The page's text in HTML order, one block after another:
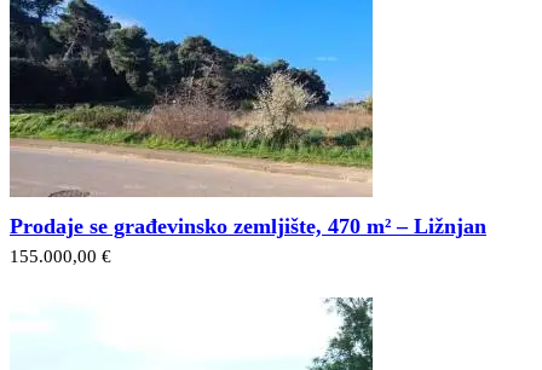
Prodaje se građevinsko zemljište, 470 m² – Ližnjan
155.000,00 €